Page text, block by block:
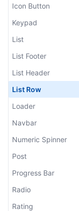
Icon Button
Keypad
List
List Footer
List Header
List Row
Loader
Navbar
Numeric Spinner
Post
Progress Bar
Radio
Rating